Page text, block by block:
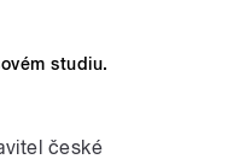
studiu.
české